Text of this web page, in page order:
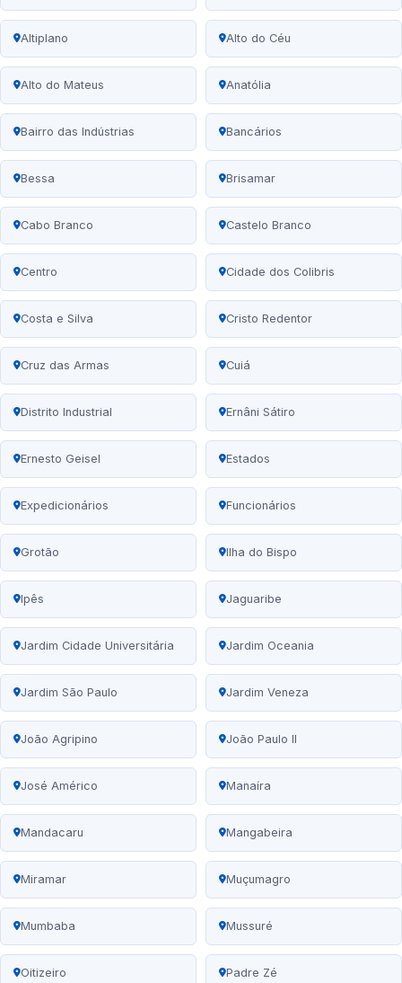
Altiplano Alto do Céu
Alto do Mateus Anatólia
Bairro das Indústrias Bancários
Bessa Brisamar
Cabo Branco Castelo Branco
Centro Cidade dos Colibris
Costa e Silva Cristo Redentor
Cruz das Armas Cuiá
Distrito Industrial Ernâni Sátiro
Ernesto Geisel Estados
Expedicionários Funcionários
Grotão Ilha do Bispo
Ipês Jaguaribe
Jardim Cidade Universitária Jardim Oceania
Jardim São Paulo Jardim Veneza
João Agripino João Paulo II
José Américo Manaíra
Mandacaru Mangabeira
Miramar Muçumagro
Mumbaba Mussuré
Oitizeiro Padre Zé